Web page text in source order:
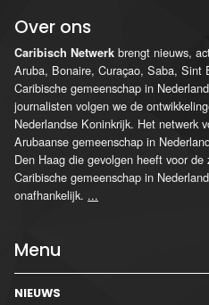
Over ons
Caribisch Netwerk brengt nieuws,
Aruba, Bonaire, Curaçao, Saba, Sint
Caribische gemeenschap in
journalisten volgen we de
Nederlandse Koninkrijk. Het netwerk
Arubaanse gemeenschap in
Den Haag die gevolgen heeft voor
Caribische gemeenschap in
onafhankelijk. ...
Menu
NIEUWS